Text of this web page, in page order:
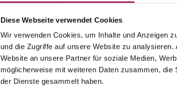
Diese Webseite verwendet Cookies
Wir verwenden Cookies, um Inhalte und Anzeigen
und die Zugriffe auf unsere Website zu
Website an unsere Partner für soziale Medien,
möglicherweise mit weiteren Daten zusammen,
der Dienste gesammelt haben.